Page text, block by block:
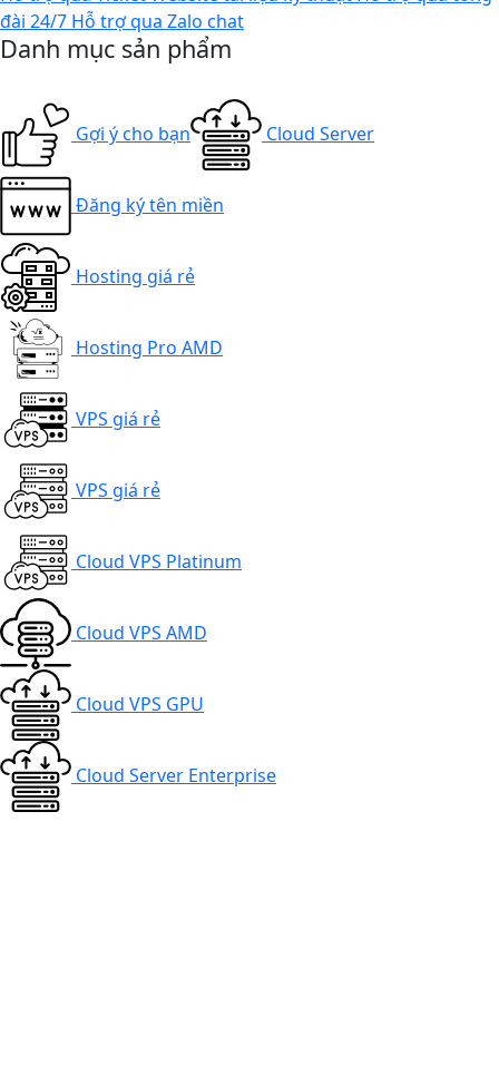
đài 24/7 Hỗ trợ qua Zalo chat
Danh mục sản phẩm
Gợi ý cho bạn Cloud Server
Đăng ký tên miền
Hosting giá rẻ
Hosting Pro AMD
VPS giá rẻ
VPS giá rẻ
Cloud VPS Platinum
Cloud VPS AMD
Cloud VPS GPU
Cloud Server Enterprise